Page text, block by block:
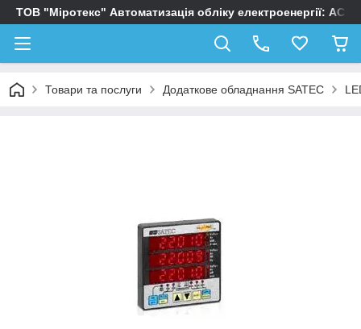
ТОВ "Міротекс" Автоматизація обліку електроенергії:
Товари та послуги Додаткове обладнання SATEC